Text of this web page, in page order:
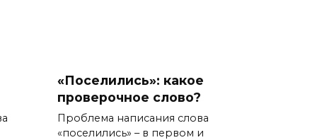
«Поселились»: какое
проверочное слово?
Проблема написания слова
«поселились» – в первом и